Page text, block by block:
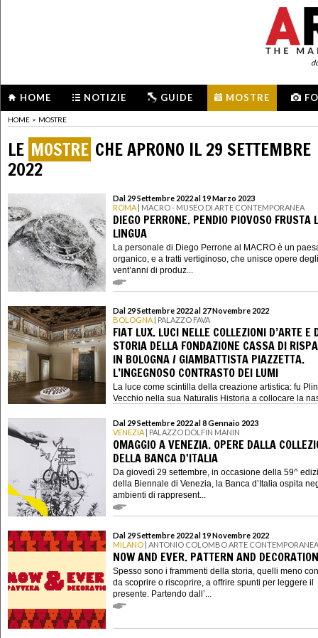
HOME NOTIZIE GUIDE MOSTRE
HOME > MOSTRE
LE MOSTRE CHE APRONO IL 29 SETTEMBRE
2022
Dal 29 Settembre 2022 al 19 Marzo 2023
ROMA | MACRO - MUSEO DI ARTE CONTEMPORANEA
DIEGO PERRONE. PENDIO PIOVOSO FRUSTA
LINGUA
La personale di Diego Perrone al MACRO è un
organico, e a tratti vertiginoso, che unisce opere
vent’anni di produz...
Dal 29 Settembre 2022 al 27 Novembre 2022
BOLOGNA | PALAZZO FAVA
FIAT LUX. LUCI NELLE COLLEZIONI D’ARTE E
STORIA DELLA FONDAZIONE CASSA DI
IN BOLOGNA / GIAMBATTISTA PIAZZETTA.
L’INGEGNOSO CONTRASTO DEI LUMI
La luce come scintilla della creazione artistica: fu
Vecchio nella sua Naturalis Historia a collocare la
Dal 29 Settembre 2022 al 8 Gennaio 2023
VENEZIA | PALAZZO DOLFIN MANIN
OMAGGIO A VENEZIA. OPERE DALLA
DELLA BANCA D'ITALIA
Da giovedì 29 settembre, in occasione della 59^
della Biennale di Venezia, la Banca d’Italia ospita
ambienti di rappresent...
Dal 29 Settembre 2022 al 19 Novembre 2022
MILANO | ANTONIO COLOMBO ARTE CONTEMPORANEA
NOW AND EVER. PATTERN AND DECORATION
Spesso sono i frammenti della storia, quelli meno
da scoprire o riscoprire, a offrire spunti per leggere il
presente. Partendo dall’...